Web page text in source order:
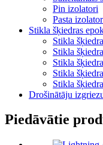
Pin izolatori
Pasta
Stikla šķiedras
Stikla
Stikla
Stikla
Stikla
Stikla
Drošinātāju
Piedāvātie